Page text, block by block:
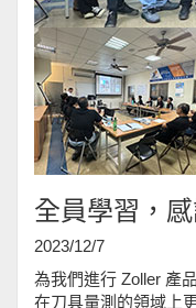
全員學習，
2023/12/7
為我們進行 Zoller 產
在刀具量測的領域上